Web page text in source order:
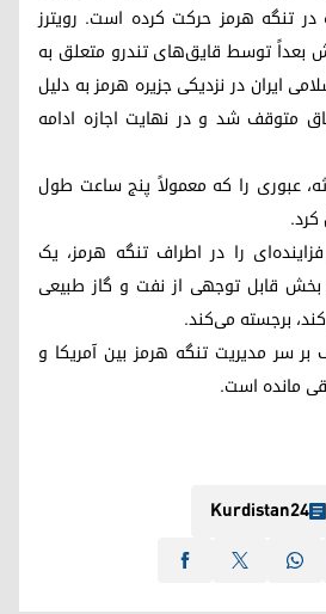
تنگه هرمز حرکت کرده است. رویترز
بعداً توسط قایق‌های تندرو متعلق به
ایران در نزدیکی جزیره هرمز به دلیل
متوقف شد و در نهایت اجازه ادامه
عبوری را که معمولاً پنج ساعت طول
را در اطراف تنگه هرمز، یک
بخش قابل توجهی از نفت و گاز طبیعی
برجسته می‌کند.
بر سر مدیریت تنگه هرمز بین آمریکا و
مانده است.
Kurdistan24